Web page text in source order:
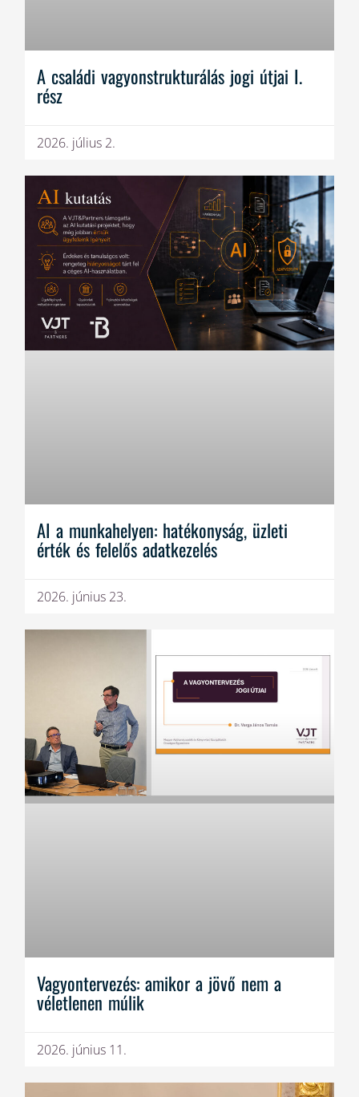
A családi vagyonstrukturálás jogi útjai I.
rész
2026. július 2.
AI a munkahelyen: hatékonyság, üzleti
érték és felelős adatkezelés
2026. június 23.
Vagyontervezés: amikor a jövő nem a
véletlenen múlik
2026. június 11.